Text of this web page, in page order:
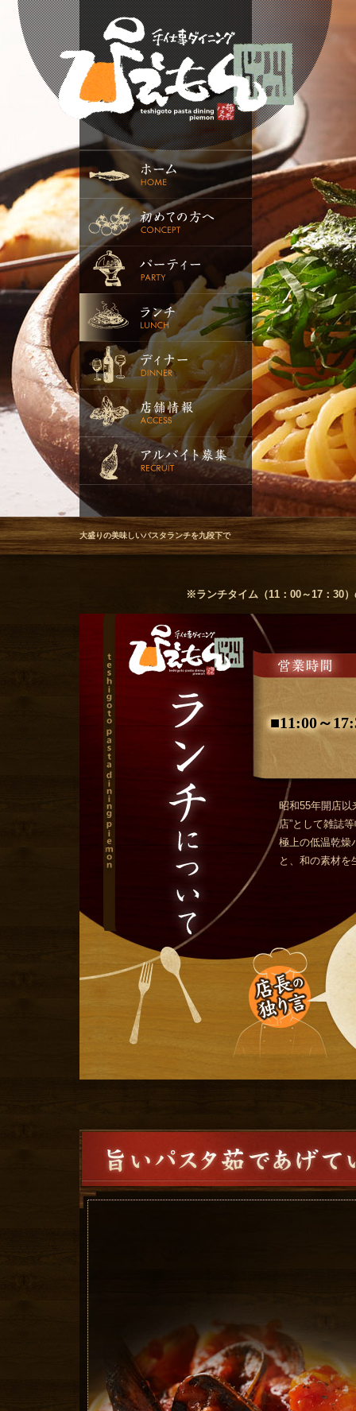
大盛りの美味しいパスタランチを九段下で
※ランチタイム（11：00～17：30
■11:00～
昭和55年開店以
店”として雑誌
極上の低温乾燥
と、和の素材を